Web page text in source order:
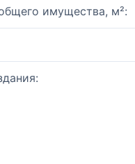
имущества, м²: